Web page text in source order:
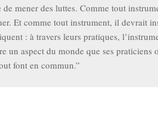
de mener des luttes. Comme tout
Et comme tout instrument, il devrait
: à travers leurs pratiques,
un aspect du monde que ses praticiens
font en commun.”